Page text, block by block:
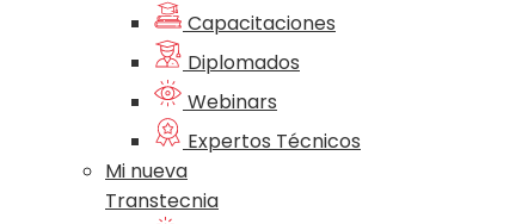
Capacitaciones
Diplomados
Webinars
Expertos Técnicos
Mi nueva
Transtecnia